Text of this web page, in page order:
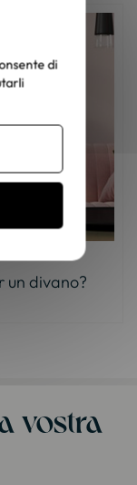
un divano?
vostra
di